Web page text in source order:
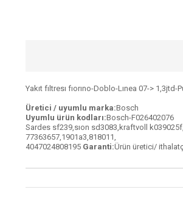
Yakıt fıltresı fıorıno-Doblo-Lınea 07->
Üretici / uyumlu marka:Bosch
Uyumlu ürün kodları:Bosch-F026402076
Sardes sf239,sıon sd3083,kraftvoll k039025f,
77363657,1901a3,818011,
4047024808195 Garanti:Ürün üretici/